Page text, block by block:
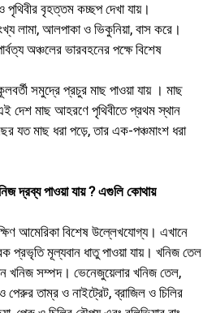
পৃথিবীর বৃহত্তম কচ্ছপ দেখা যায়।
লামা, আলপাকা ও ভিকুনিয়া, বাস করে।
অঞ্চলের ভারবহনের পক্ষে বিশেষ
সমুদ্রে প্রচুর মাছ পাওয়া যায় । মাছ
দেশ মাছ আহরণে পৃথিবীতে প্রথম স্থান
যত মাছ ধরা পড়ে, তার এক-পঞ্চমাংশ ধরা
দ্রব্য পাওয়া যায় ? এগুলি কোথায়
আমেরিকা বিশেষ উল্লেখযােগ্য। এখানে
প্রভৃতি মূল্যবান ধাতু পাওয়া যায়। খনিজ তেল
খনিজ সম্পদ। ভেনেজুয়েলার খনিজ তেল,
পেরুর তাম্র ও নাইট্রেট, ব্রাজিল ও চিলির